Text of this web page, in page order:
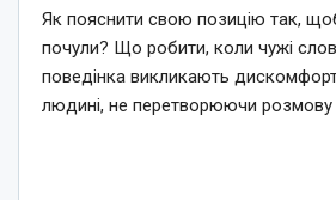
Як пояснити свою позицію так,
почули? Що робити, коли чужі
поведінка викликають
людині, не перетворюючи розмову